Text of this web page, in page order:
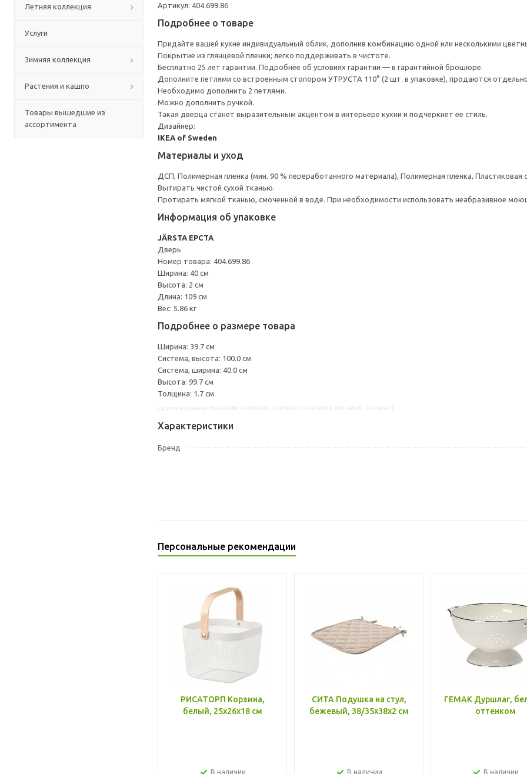
Летняя коллекция
Услуги
Зимняя коллекция
Растения и кашпо
Товары вышедшие из
ассортимента
Артикул: 404.699.86
Подробнее о товаре
Придайте вашей кухне индивидуальный облик, дополнив комбинацию одной или несколькими
Покрытие из глянцевой пленки; легко поддерживать в чистоте.
Бесплатно 25 лет гарантии. Подробнее об условиях гарантии — в гарантийной брошюре.
Дополните петлями со встроенным стопором УТРУСТА 110° (2 шт. в упаковке), продаются
Необходимо дополнить 2 петлями.
Можно дополнить ручкой.
Такая дверца станет выразительным акцентом в интерьере кухни и подчеркнет ее стиль.
Дизайнер:
IKEA of Sweden
Материалы и уход
ДСП, Полимерная пленка (мин. 90 % переработанного материала), Полимерная пленка, Пластиковая
Вытирать чистой сухой тканью.
Протирать мягкой тканью, смоченной в воде. При необходимости использовать неабразивное
Информация об упаковке
JÄRSTA ЕРСТА
Дверь
Номер товара: 404.699.86
Ширина: 40 см
Высота: 2 см
Длина: 109 см
Вес: 5.86 кг
Подробнее о размере товара
Ширина: 39.7 см
Система, высота: 100.0 см
Система, ширина: 40.0 см
Высота: 99.7 см
Толщина: 1.7 см
Характеристики
Бренд
Персональные рекомендации
РИСАТОРП Корзина,
белый, 25x26x18 см
В наличии
СИТА Подушка на стул,
бежевый, 38/35x38x2 см
В наличии
ГЕМАК Дуршлаг,
оттенком
В наличии